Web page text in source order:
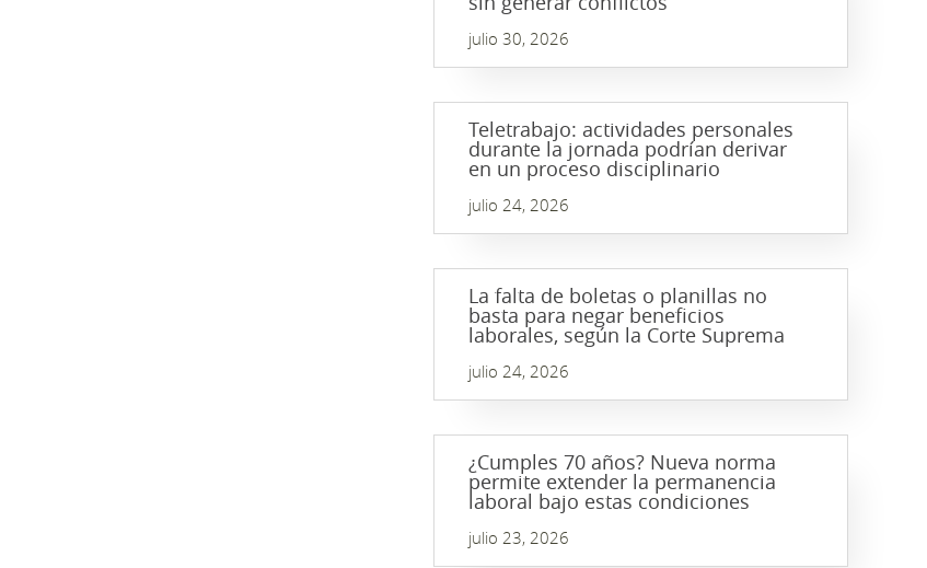
julio 30, 2026
Teletrabajo: actividades personales
durante la jornada podrían derivar
en un proceso disciplinario
julio 24, 2026
La falta de boletas o planillas no
basta para negar beneficios
laborales, según la Corte Suprema
julio 24, 2026
¿Cumples 70 años? Nueva norma
permite extender la permanencia
laboral bajo estas condiciones
julio 23, 2026